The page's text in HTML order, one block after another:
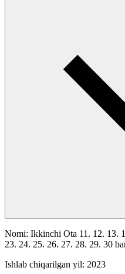
Nomi: Ikkinchi Ota 11. 12. 13.
23. 24. 25. 26. 27. 28. 29. 30
Ishlab chiqarilgan yil: 2023